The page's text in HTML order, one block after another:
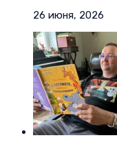
26 июня, 2026